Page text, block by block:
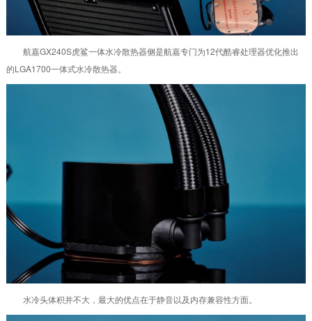
航嘉GX240S虎鲨一体水冷散热器侧是航嘉专门为12代酷睿处理器优化推出
的LGA1700一体式水冷散热器。
水冷头体积并不大，最大的优点在于静音以及内存兼容性方面。